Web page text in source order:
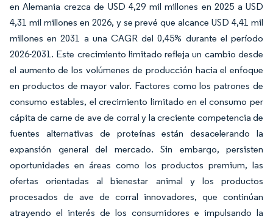
en Alemania crezca de USD 4,29 mil millones en 2025 a USD
4,31 mil millones en 2026, y se prevé que alcance USD 4,41 mil
millones en 2031 a una CAGR del 0,45% durante el período
2026-2031. Este crecimiento limitado refleja un cambio desde
el aumento de los volúmenes de producción hacia el enfoque
en productos de mayor valor. Factores como los patrones de
consumo estables, el crecimiento limitado en el consumo per
cápita de carne de ave de corral y la creciente competencia de
fuentes alternativas de proteínas están desacelerando la
expansión general del mercado. Sin embargo, persisten
oportunidades en áreas como los productos premium, las
ofertas orientadas al bienestar animal y los productos
procesados de ave de corral innovadores, que continúan
atrayendo el interés de los consumidores e impulsando la